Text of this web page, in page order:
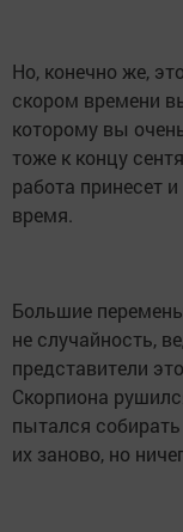
Но, конечно же,
скором времени
которому вы
тоже к концу
работа принесет
время.
Большие
не случайность,
представители
Скорпиона
пытался
их заново, но